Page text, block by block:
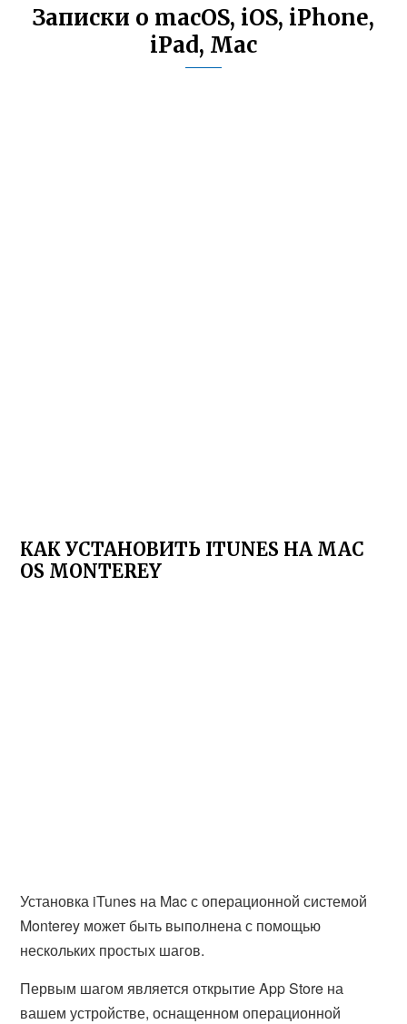
Записки о macOS, iOS, iPhone,
iPad, Mac
КАК УСТАНОВИТЬ ITUNES НА MAC
OS MONTEREY
Установка iTunes на Mac с операционной системой
Monterey может быть выполнена с помощью
нескольких простых шагов.
Первым шагом является открытие App Store на
вашем устройстве, оснащенном операционной